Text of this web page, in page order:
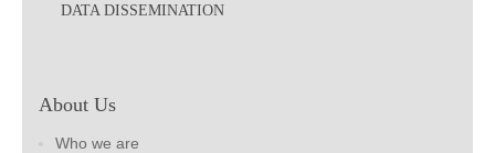
DATA DISSEMINATION
About Us
Who we are